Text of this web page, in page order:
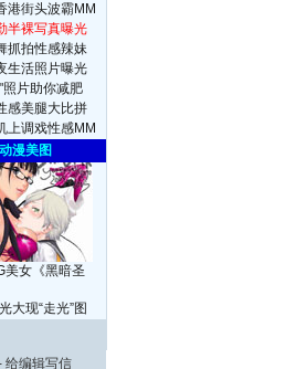
港街头波霸MM
半裸写真曝光
抓拍性感辣妹
生活照片曝光
照片助你减肥
感美腿大比拼
上调戏性感MM
动漫美图
美女《黑暗圣
大现“走光”图
给编辑写信